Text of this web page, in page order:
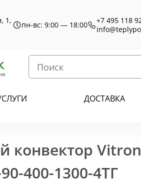
1,
пн-вс: 9:00 — 18:00
+7 495 118
ДОСТАВКА
конвектор
400-1300-4ТГ